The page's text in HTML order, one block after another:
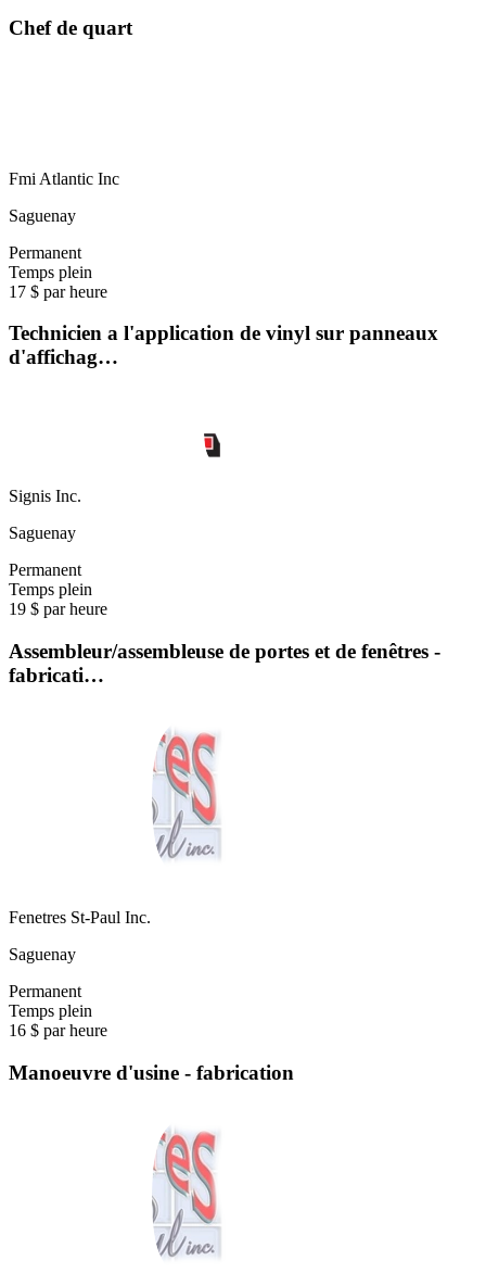
Chef de quart
Fmi Atlantic Inc
Saguenay
Permanent
Temps plein
17 $ par heure
Technicien a l'application de vinyl sur panneaux
d'affichag…
Signis Inc.
Saguenay
Permanent
Temps plein
19 $ par heure
Assembleur/assembleuse de portes et de fenêtres -
fabricati…
Fenetres St-Paul Inc.
Saguenay
Permanent
Temps plein
16 $ par heure
Manoeuvre d'usine - fabrication